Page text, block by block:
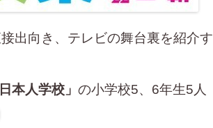
出向き、テレビの舞台裏を紹介す
本人学校」 の小学校5、6年生5人